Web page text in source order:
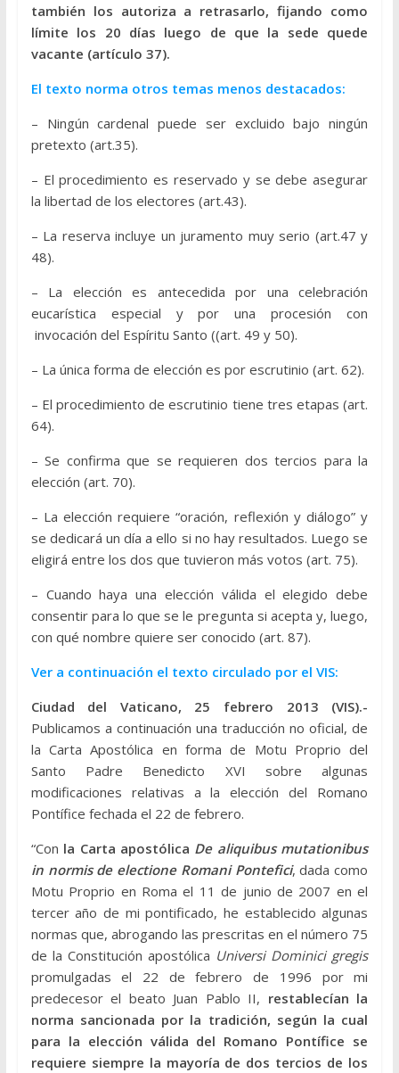
también los autoriza a retrasarlo, fijando como
límite los 20 días luego de que la sede quede
vacante (artículo 37).
El texto norma otros temas menos destacados:
– Ningún cardenal puede ser excluido bajo ningún
pretexto (art.35).
– El procedimiento es reservado y se debe asegurar
la libertad de los electores (art.43).
– La reserva incluye un juramento muy serio (art.47 y
48).
– La elección es antecedida por una celebración
eucarística especial y por una procesión con
invocación del Espíritu Santo ((art. 49 y 50).
– La única forma de elección es por escrutinio (art. 62).
– El procedimiento de escrutinio tiene tres etapas (art.
64).
– Se confirma que se requieren dos tercios para la
elección (art. 70).
– La elección requiere “oración, reflexión y diálogo” y
se dedicará un día a ello si no hay resultados. Luego se
eligirá entre los dos que tuvieron más votos (art. 75).
– Cuando haya una elección válida el elegido debe
consentir para lo que se le pregunta si acepta y, luego,
con qué nombre quiere ser conocido (art. 87).
Ver a continuación el texto circulado por el VIS:
Ciudad del Vaticano, 25 febrero 2013 (VIS).-
Publicamos a continuación una traducción no oficial, de
la Carta Apostólica en forma de Motu Proprio del
Santo Padre Benedicto XVI sobre algunas
modificaciones relativas a la elección del Romano
Pontífice fechada el 22 de febrero.
“Con la Carta apostólica De aliquibus mutationibus
in normis de electione Romani Pontefici, dada como
Motu Proprio en Roma el 11 de junio de 2007 en el
tercer año de mi pontificado, he establecido algunas
normas que, abrogando las prescritas en el número 75
de la Constitución apostólica Universi Dominici gregis
promulgadas el 22 de febrero de 1996 por mi
predecesor el beato Juan Pablo II, restablecían la
norma sancionada por la tradición, según la cual
para la elección válida del Romano Pontífice se
requiere siempre la mayoría de dos tercios de los